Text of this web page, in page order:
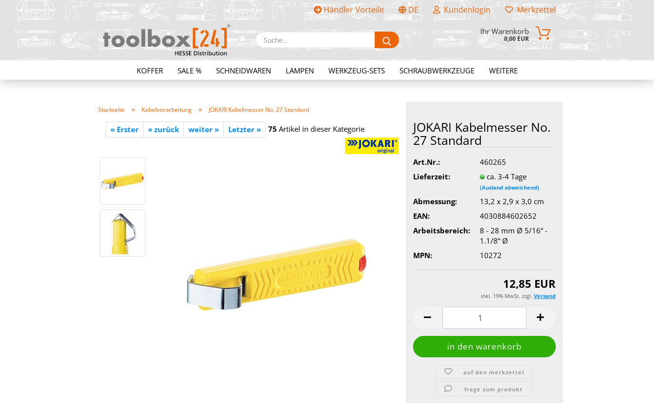
Händler Vorteile DE
Sprache auswählen
Kundenlogin
E-Mail
Konto erstellen
Merkzettel
Suche... Ihr Warenkorb
0,00 EUR
KOFFER SALE % SCHNEIDWAREN LAMPEN WERKZEUG-SETS SCHRAUBWERKZEUGE WEITERE
Startseite » Kabelverarbeitung » JOKARI Kabelmesser No. 27 Standard
« Erster « zurück weiter » Letzter » 75 Artikel in dieser Kategorie JO­KA­RI Ka­bel­mes­ser No.
27 Stan­dard
Art.Nr.:
460265
Lieferzeit:
ca. 3-4 Tage
(Ausland abweichend)
Abmessung:
13,2 x 2,9 x 3,0 cm
EAN:
4030884602652
Arbeitsbereich:
8 - 28 mm Ø 5/16“ -
1.1/8“ Ø
MPN:
10272
12,85 EUR
inkl. 19% MwSt. zzgl. Versand
auf den merkzettel
frage zum produkt